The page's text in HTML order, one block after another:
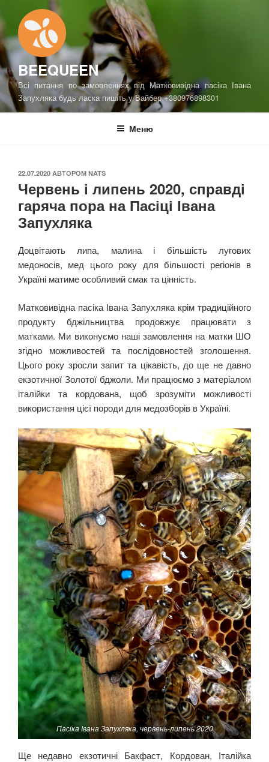
до
вмісту
BEEQUEEN
Всі питання по замовленнях від Матковивідна пасіка Івана
Запухляка будь ласка пишіть у Вайбер +380976898301
Меню
ОПУБЛІКОВАНО
22.07.2020 АВТОРОМ NATS
Червень і липень 2020, справді
гаряча пора на Пасіці Івана
Запухляка
Доцвітають липа, малина і більшість лугових
медоносів, мед цього року для більшості регіонів в
Україні матиме особливий смак та цінність.
Матковивідна пасіка Івана Запухляка крім традиційного
продукту бджільництва продовжує працювати з
матками. Ми виконуємо наші замовлення на матки ШО
згідно можливостей та послідовностей зголошення.
Цього року зросли запит та цікавість, до ще не давно
екзотичної Золотої бджоли. Ми працюємо з матеріалом
італійки та кордована, щоб зрозуміти можливості
використання цієї породи для медозборів в Україні.
Пасіка Івана Запухляка, червень-липень 2020
Ще недавно екзотичні Бакфаст, Кордован, Італійка